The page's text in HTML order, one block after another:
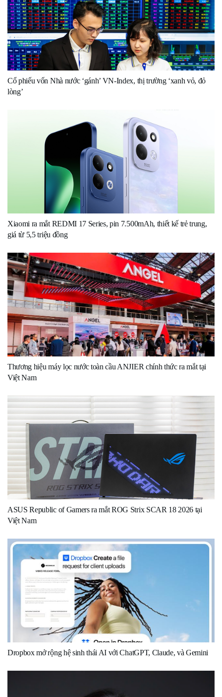
Cổ phiếu vốn Nhà nước ‘gánh’ VN-Index, thị trường ‘xanh vỏ, đỏ
lòng’
Xiaomi ra mắt REDMI 17 Series, pin 7.500mAh, thiết kế trẻ trung,
giá từ 5,5 triệu đồng
Thương hiệu máy lọc nước toàn cầu ANJIER chính thức ra mắt tại
Việt Nam
ASUS Republic of Gamers ra mắt ROG Strix SCAR 18 2026 tại
Việt Nam
Dropbox mở rộng hệ sinh thái AI với ChatGPT, Claude, và Gemini